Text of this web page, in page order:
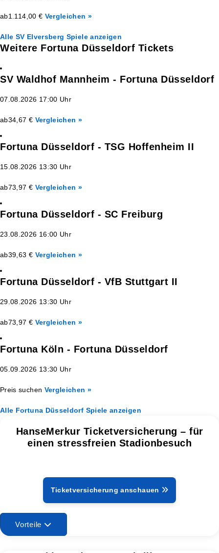
ab1.114,00 € Vergleichen »
Alle SV Elversberg Spiele anzeigen
Weitere Fortuna Düsseldorf Tickets
SV Waldhof Mannheim - Fortuna Düsseldorf
07.08.2026 17:00 Uhr
ab34,67 € Vergleichen »
Fortuna Düsseldorf - TSG Hoffenheim II
15.08.2026 13:30 Uhr
ab73,97 € Vergleichen »
Fortuna Düsseldorf - SC Freiburg
23.08.2026 16:00 Uhr
ab39,63 € Vergleichen »
Fortuna Düsseldorf - VfB Stuttgart II
29.08.2026 13:30 Uhr
ab73,97 € Vergleichen »
Fortuna Köln - Fortuna Düsseldorf
05.09.2026 13:30 Uhr
Preis suchen Vergleichen »
Alle Fortuna Düsseldorf Spiele anzeigen
HanseMerkur Ticketversicherung – für
einen stressfreien Stadionbesuch
Ticketversicherung anschauen
Vorteile